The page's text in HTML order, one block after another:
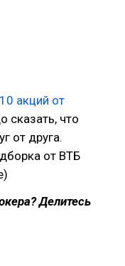
акций от
сказать, что
от друга.
от ВТБ
Делитесь